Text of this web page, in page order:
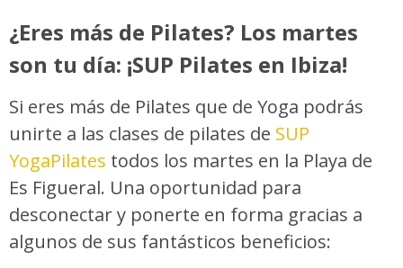
¿Eres más de Pilates? Los martes
son tu día: ¡SUP Pilates en Ibiza!
Si eres más de Pilates que de Yoga podrás
unirte a las clases de pilates de SUP
YogaPilates todos los martes en la Playa de
Es Figueral. Una oportunidad para
desconectar y ponerte en forma gracias a
algunos de sus fantásticos beneficios: